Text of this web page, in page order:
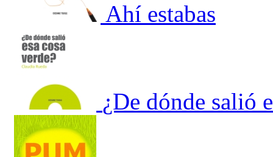
Ahí estabas
¿De dónde salió